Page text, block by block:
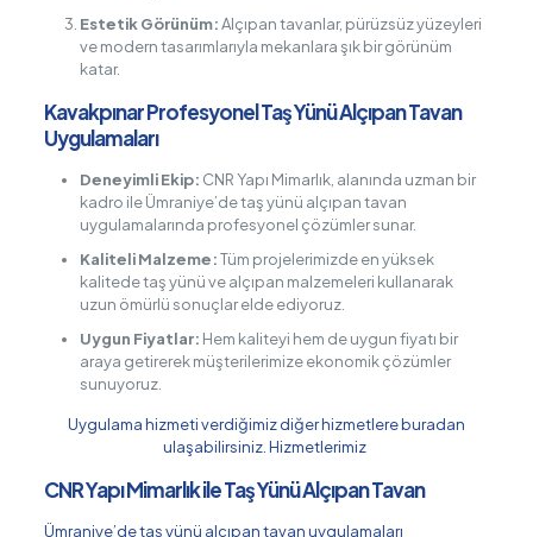
Estetik Görünüm:Alçıpan tavanlar, pürüzsüz yüzeyleri
ve modern tasarımlarıyla mekanlara şık bir görünüm
katar.
Kavakpınar Profesyonel Taş Yünü Alçıpan Tavan
Uygulamaları
Deneyimli Ekip: CNR Yapı Mimarlık, alanında uzman bir
kadro ile Ümraniye’de taş yünü alçıpan tavan
uygulamalarında profesyonel çözümler sunar.
Kaliteli Malzeme:Tüm projelerimizde en yüksek
kalitede taş yünü ve alçıpan malzemeleri kullanarak
uzun ömürlü sonuçlar elde ediyoruz.
Uygun Fiyatlar: Hem kaliteyi hem de uygun fiyatı bir
araya getirerek müşterilerimize ekonomik çözümler
sunuyoruz.
Uygulama hizmeti verdiğimiz diğer hizmetlere buradan
ulaşabilirsiniz.Hizmetlerimiz
CNR Yapı Mimarlık ile Taş Yünü Alçıpan Tavan
Ümraniye’de taş yünü alçıpan tavan uygulamaları